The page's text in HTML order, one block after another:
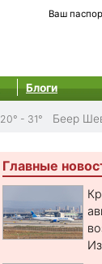
Ваш
Блоги
20° - 31° Беер
Главные